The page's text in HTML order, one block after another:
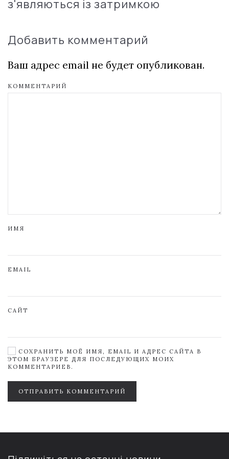
з'являються із затримкою
Добавить комментарий
Ваш адрес email не будет опубликован.
КОММЕНТАРИЙ
ИМЯ
EMAIL
САЙТ
СОХРАНИТЬ МОЁ ИМЯ, EMAIL И АДРЕС САЙТА В
ЭТОМ БРАУЗЕРЕ ДЛЯ ПОСЛЕДУЮЩИХ МОИХ
КОММЕНТАРИЕВ.
ОТПРАВИТЬ КОММЕНТАРИЙ